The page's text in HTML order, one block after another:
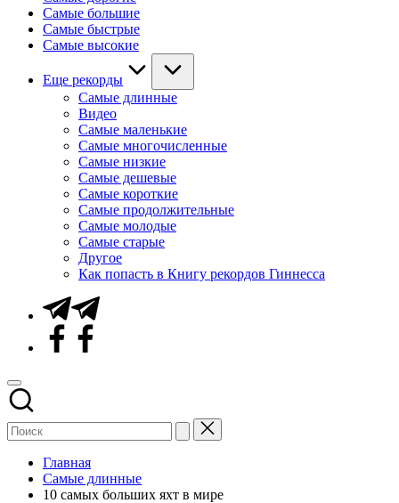
Самые большие
Самые быстрые
Самые высокие
Еще рекорды
Самые длинные
Видео
Самые маленькие
Самые многочисленные
Самые низкие
Самые дешевые
Самые короткие
Самые продолжительные
Самые молодые
Самые старые
Другое
Как попасть в Книгу рекордов Гиннесса
Telegram
Facebook
Главная
Самые длинные
10 самых больших яхт в мире